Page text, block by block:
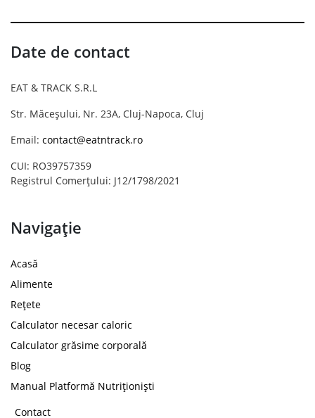
Date de contact
EAT & TRACK S.R.L
Str. Măceșului, Nr. 23A, Cluj-Napoca, Cluj
Email: contact@eatntrack.ro
CUI: RO39757359
Registrul Comerțului: J12/1798/2021
Navigație
Acasă
Alimente
Rețete
Calculator necesar caloric
Calculator grăsime corporală
Blog
Manual Platformă Nutriționiști
Contact